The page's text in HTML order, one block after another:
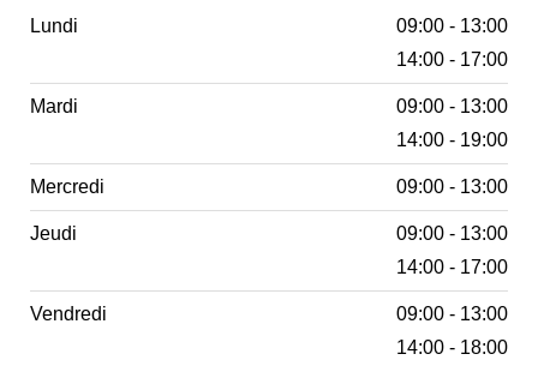
Lundi
09:00 - 13:00
14:00 - 17:00
Mardi
09:00 - 13:00
14:00 - 19:00
Mercredi 09:00 - 13:00
Jeudi
09:00 - 13:00
14:00 - 17:00
Vendredi
09:00 - 13:00
14:00 - 18:00